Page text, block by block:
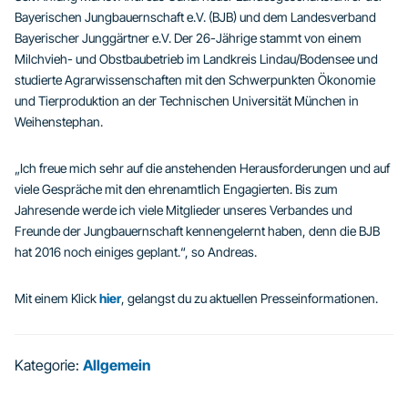
Bayerischen Jungbauernschaft e.V. (BJB) und dem Landesverband
Bayerischer Junggärtner e.V. Der 26-Jährige stammt von einem
Milchvieh- und Obstbaubetrieb im Landkreis Lindau/Bodensee und
studierte Agrarwissenschaften mit den Schwerpunkten Ökonomie
und Tierproduktion an der Technischen Universität München in
Weihenstephan.
„Ich freue mich sehr auf die anstehenden Herausforderungen und auf
viele Gespräche mit den ehrenamtlich Engagierten. Bis zum
Jahresende werde ich viele Mitglieder unseres Verbandes und
Freunde der Jungbauernschaft kennengelernt haben, denn die BJB
hat 2016 noch einiges geplant.“, so Andreas.
Mit einem Klickhier, gelangst du zu aktuellen Presseinformationen.
Kategorie: Allgemein